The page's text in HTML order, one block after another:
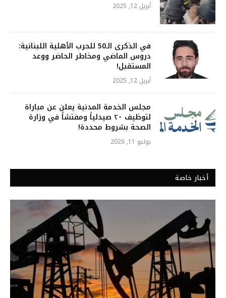
أبريل 12, 2025
في الذكرى الـ50 للحرب الأهلية اللبنانية:
دروس الماضي ومخاطر الحاضر ووعد
المستقبل!
أبريل 12, 2025
مجلس الخدمة المدنية يعلن عن مباراة
لتوظيف ٢٠ صيدلياً ومفتشاً في وزارة
الصحة بشروط محددة!
يوليو 11, 2026
أخبار خاصة